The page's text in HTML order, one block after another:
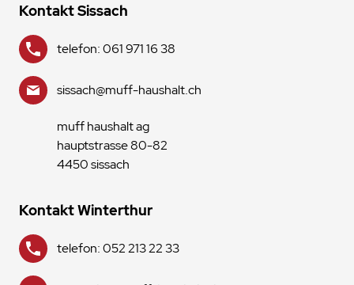
Kontakt Sissach
telefon: 061 971 16 38
sissach@muff-haushalt.ch
muff haushalt ag
hauptstrasse 80-82
4450 sissach
Kontakt Winterthur
telefon: 052 213 22 33